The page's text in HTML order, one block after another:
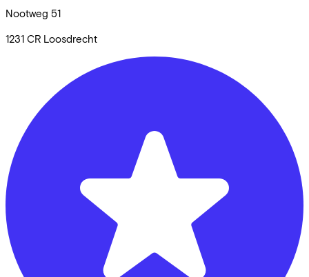
Nootweg 51
1231 CR Loosdrecht